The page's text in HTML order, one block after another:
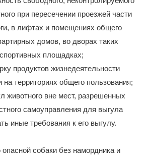
при пересечении проезжей части
в лифтах и помещениях общего
домов, во дворах таких
площадках;
продуктов жизнедеятельности
на территориях общего пользования;
животного вне мест, разрешенных
самоуправления для выгула
иные требования к его выгулу.
собаки без намордника и